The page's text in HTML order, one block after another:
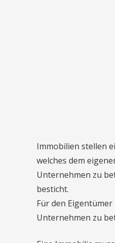
Immobilien stellen
welches dem
Unternehmen zu
besticht.
Für den
Unternehmen zu